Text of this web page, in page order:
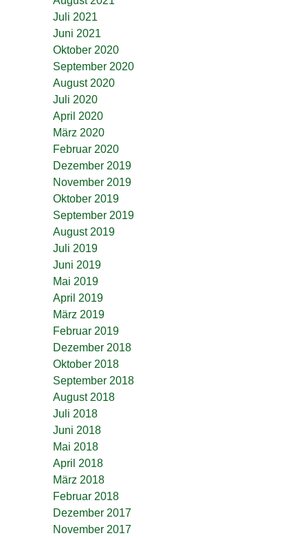
Juli 2021
Juni 2021
Oktober 2020
September 2020
August 2020
Juli 2020
April 2020
März 2020
Februar 2020
Dezember 2019
November 2019
Oktober 2019
September 2019
August 2019
Juli 2019
Juni 2019
Mai 2019
April 2019
März 2019
Februar 2019
Dezember 2018
Oktober 2018
September 2018
August 2018
Juli 2018
Juni 2018
Mai 2018
April 2018
März 2018
Februar 2018
Dezember 2017
November 2017